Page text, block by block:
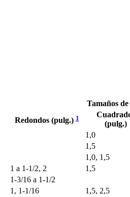
Tamaños
Redondos (pulg.)1
(pulg.)
1,0
1,5
1,0, 1,5
1 a 1-1/2, 2 1,5
1-3/16 a 1-1/2
1, 1-1/16 1,5, 2,5